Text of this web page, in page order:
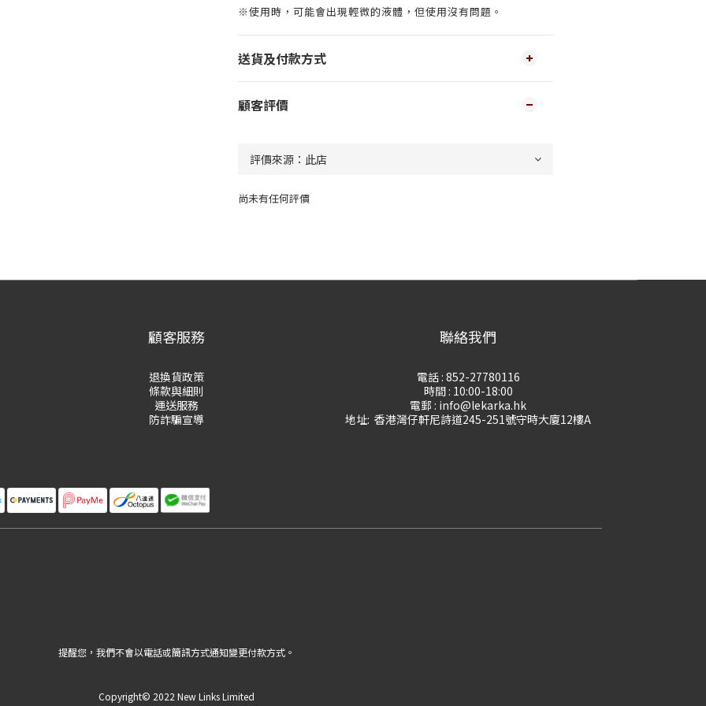
※使用時，可能會出現輕微的液體，但使用沒有問題。
送貨及付款方式
顧客評價
尚未有任何評價
顧客服務
退換貨政策
條款與細則
運送服務
防詐騙宣導
聯絡我們
電話 : 852-27780116
時間 : 10:00-18:00
電郵 : info@lekarka.hk
地址: 香港灣仔軒尼詩道245-251號守時大廈12樓A
提醒您，我們不會以電話或簡訊方式通知變更付款方式。
Copyright© 2022 New Links Limited